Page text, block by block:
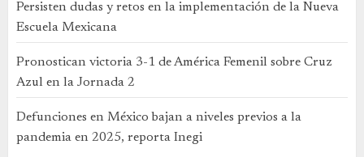
Persisten dudas y retos en la implementación de la Nueva
Escuela Mexicana
Pronostican victoria 3-1 de América Femenil sobre Cruz
Azul en la Jornada 2
Defunciones en México bajan a niveles previos a la
pandemia en 2025, reporta Inegi